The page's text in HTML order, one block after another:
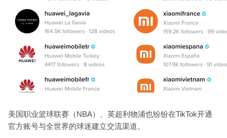
美国职业篮球联赛（NBA）、英超利物浦也纷纷在TikTok开通
官方账号与全世界的球迷建立交流渠道。